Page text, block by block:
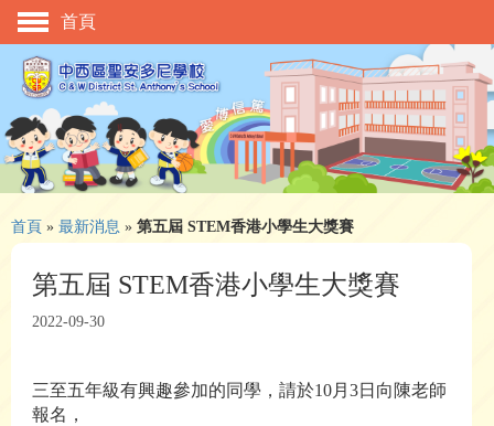
主頁
校慶活動
管理與組織
學與教
校風及學生支援
學生表現
相片及影片
入學申請
首頁
首頁 » 最新消息 » 第五屆 STEM香港小學生大獎賽
第五屆 STEM香港小學生大獎賽
2022-09-30
三至五年級有興趣參加的同學，請於10月3日向陳老師
報名，